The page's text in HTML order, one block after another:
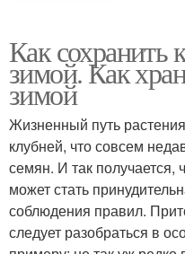
Как сохранить
зимой. Как
зимой
Жизненный путь
клубней, что совсем
семян. И так получается,
может стать
соблюдения правил.
следует разобраться в